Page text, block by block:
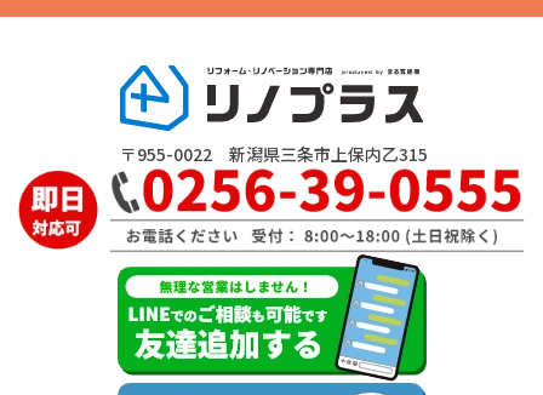
〒955-0022 新潟県三条市上保内乙315